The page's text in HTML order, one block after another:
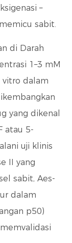
–
sabit.
di Darah
1–3 mM
vitro dalam
yang dikenal
atau 5-
uji klinis
II yang
sabit, Aes-
dalam
p50)